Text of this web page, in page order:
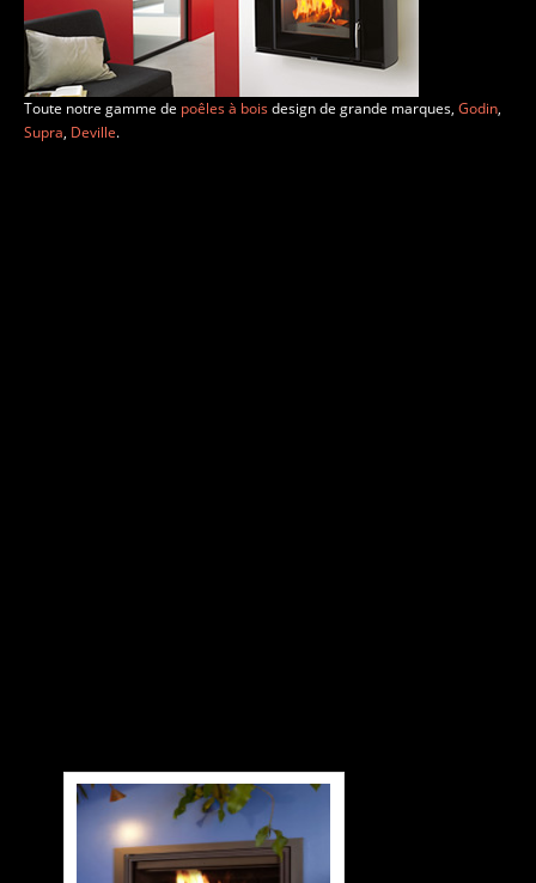
Toute notre gamme de poêles à boisdesign de grande marques, Godin,
Supra, Deville.